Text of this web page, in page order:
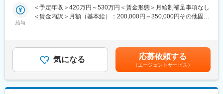
休の取得可能です）
ですが、自分が設計したプログラムで巨大な設備が動き出す瞬間
社長をはじめ取締役も各事業所の責任者も全員が設計エンジニア
出身の会社です。
未経験のハード・ソフト領域があっても、躓きやすいポイントを
理解しているためフォロー体制は万全です。
という、他設計・CAD実務経験からのキャリアチェンジを大歓
迎！
【具体的な業務内容】
あなたの現在のスキルや経験に合わせて、できる仕事から無理な
給与
＜予定年収＞420万円～530万円＜賃金形態＞月給制補足事項なし
＜賃金内訳＞月額（基本給）：200,000円～350,000円その他固定
月）過去実績4,000～10,000円■賞与：年2回（6月、12月） ※別
途、決算賞与が支給される場合があります。賃金はあくまでも目
安の金額であり、選考を通じて上下する可能性があります。月給
(月額)は固定手当を含めた表記です。
気になる 応募依頼する
（エージェントサービス）